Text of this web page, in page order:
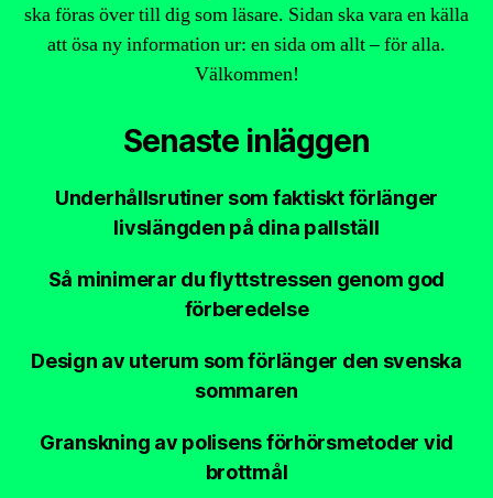
ska föras över till dig som läsare. Sidan ska vara en källa
att ösa ny information ur: en sida om allt – för alla.
Välkommen!
Senaste inläggen
Underhållsrutiner som faktiskt förlänger
livslängden på dina pallställ
Så minimerar du flyttstressen genom god
förberedelse
Design av uterum som förlänger den svenska
sommaren
Granskning av polisens förhörsmetoder vid
brottmål